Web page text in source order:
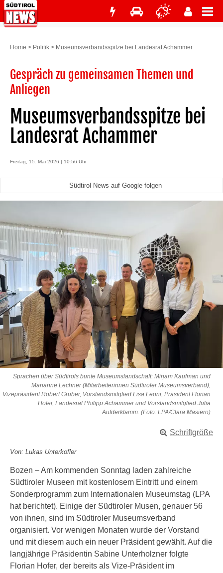
Home > Politik > Museumsverbandsspitze bei Landesrat Achammer
Gespräch zu gemeinsamen Themen und
Anliegen
Museumsverbandsspitze bei
Landesrat Achammer
Freitag, 15. Mai 2026 | 10:56 Uhr
Südtirol News auf Google folgen
Sprachen über Südtirols bunte Museumslandschaft: Mirjam Kaufman und
Marianne Lechner (Mitarbeiterinnen Südtiroler Museumsverband),
Vizepräsident Robert Gruber, Vorstandsmitglied Lisa Leoni, Präsident Florian
Hofer, Landesrat Philipp Achammer und Vorstandsmitglied Julia
Aufderklamm. (Foto: LPA/Clara Masiero)
Schriftgröße
Von: Lukas Unterkofler
Bozen – Am kommenden Sonntag laden zahlreiche
Südtiroler Museen mit kostenlosem Eintritt und einem
Sonderprogramm zum Internationalen Museumstag (LPA
hat berichtet). Einige der Südtiroler Musen, genauer 56
von ihnen, sind im Südtiroler Museumsverband
organisiert. Vor wenigen Monaten wurde der Vorstand
und mit diesem auch ein neuer Präsident gewählt. Auf die
langjährige Präsidentin Sabine Unterholzner folgte
Florian Hofer, der bereits als Vize-Präsident im